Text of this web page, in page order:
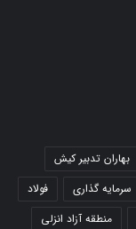
بهاران تدبیر کیش
سرمایه گذاری
فولاد
منطقه آزاد انزلی